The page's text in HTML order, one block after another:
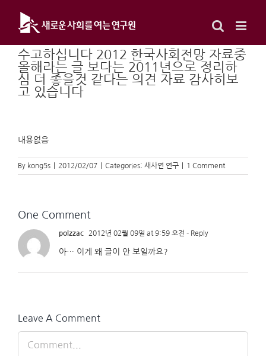
content
수고하십니다 2012 한국사회전망 자료중
올해라는 글 보다는 2011년으로 정리하
심 더 좋을것 같다는 의견 자료 감사히보
고 있습니다
내용없음
By kong5s 2012/02/07 Categories: 새사연 연구 1 Comment
One Comment
polzzac 2012년 02월 09일 at 9:59 오전 - Reply
아… 이게 왜 글이 안 보일까요?
Leave A Comment